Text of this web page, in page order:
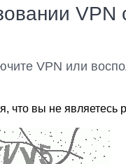
VPN
VPN или
что вы не являетесь